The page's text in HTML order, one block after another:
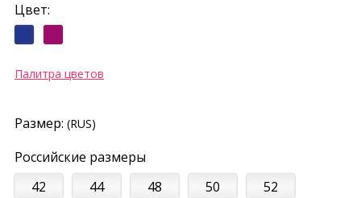
Цвет:
Палитра цветов
Размер: (RUS)
Российские размеры
42
44 48 50 52